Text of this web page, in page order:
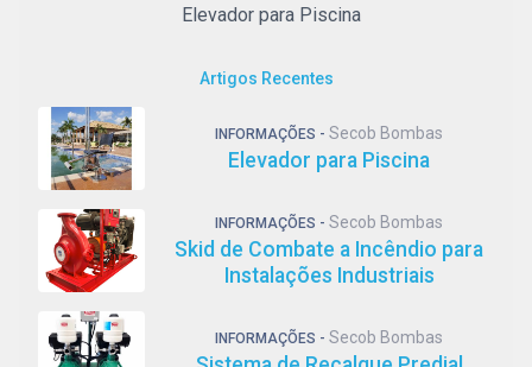
Elevador para Piscina
Artigos Recentes
INFORMAÇÕES - Secob Bombas
Elevador para Piscina
INFORMAÇÕES - Secob Bombas
Skid de Combate a Incêndio para
Instalações Industriais
INFORMAÇÕES - Secob Bombas